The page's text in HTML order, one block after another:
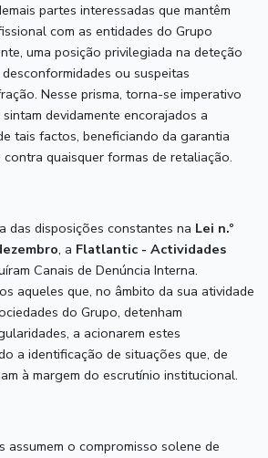
partes interessadas que mantêm
com as entidades do Grupo
uma posição privilegiada na deteção
ou suspeitas
Nesse prisma, torna-se imperativo
devidamente encorajados a
tais factos, beneficiando da garantia
quaisquer formas de retaliação.
das disposições constantes na Lei n.º
, a Flatlantic - Actividades
Canais de Denúncia Interna.
aqueles que, no âmbito da sua atividade
do Grupo, detenham
a acionarem estes
a identificação de situações que, de
à margem do escrutínio institucional.
assumem o compromisso solene de